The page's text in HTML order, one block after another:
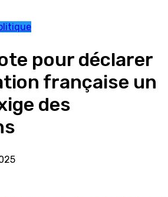
pour déclarer
française un
des